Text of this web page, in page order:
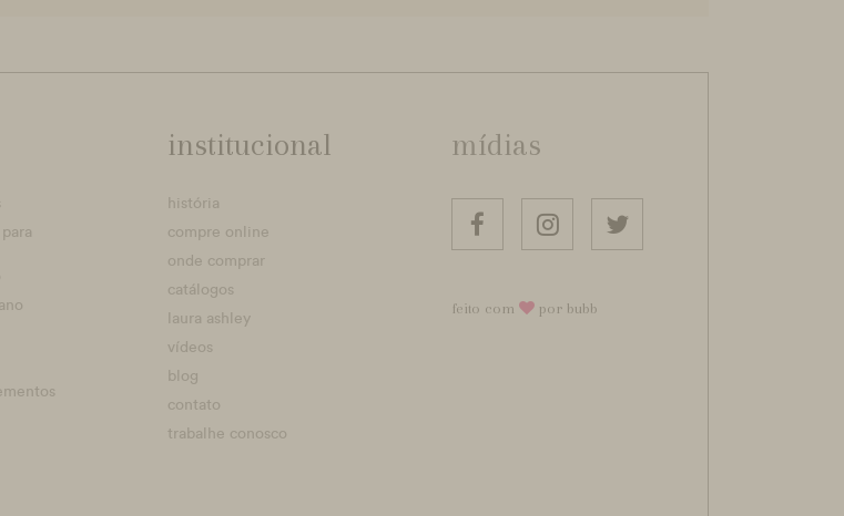
institucional
história
compre online
onde comprar
catálogos
laura ashley
vídeos
blog
contato
trabalhe conosco
mídias
feito com por bubb